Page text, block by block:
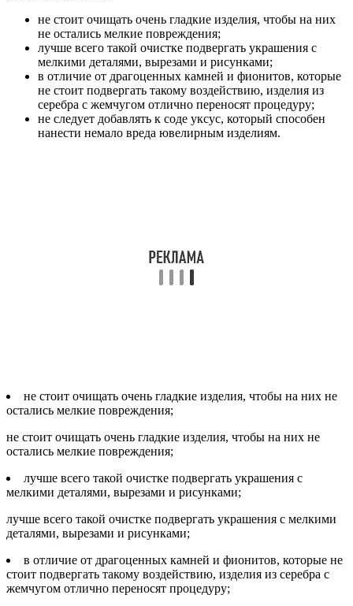
не стоит очищать очень гладкие изделия, чтобы на них
не остались мелкие повреждения;
лучше всего такой очистке подвергать украшения с
мелкими деталями, вырезами и рисунками;
в отличие от драгоценных камней и фионитов, которые
не стоит подвергать такому воздействию, изделия из
серебра с жемчугом отлично переносят процедуру;
не следует добавлять к соде уксус, который способен
нанести немало вреда ювелирным изделиям.
не стоит очищать очень гладкие изделия, чтобы на них не
остались мелкие повреждения;
не стоит очищать очень гладкие изделия, чтобы на них не
остались мелкие повреждения;
лучше всего такой очистке подвергать украшения с
мелкими деталями, вырезами и рисунками;
лучше всего такой очистке подвергать украшения с мелкими
деталями, вырезами и рисунками;
в отличие от драгоценных камней и фионитов, которые не
стоит подвергать такому воздействию, изделия из серебра с
жемчугом отлично переносят процедуру;